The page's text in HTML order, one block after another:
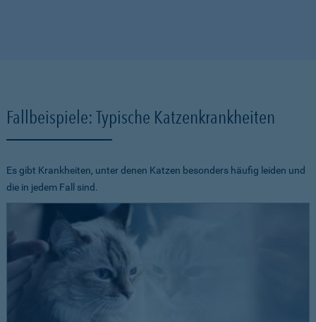
Fallbeispiele: Typische Katzenkrankheiten
Es gibt Krankheiten, unter denen Katzen besonders häufig leiden und
die in jedem Fall sind.